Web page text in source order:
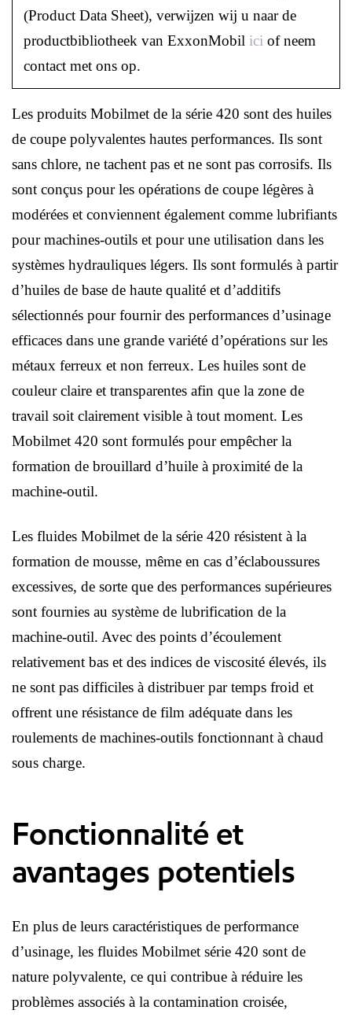
(Product Data Sheet), verwijzen wij u naar de
productbibliotheek van ExxonMobil ici of neem
contact met ons op.
Les produits Mobilmet de la série 420 sont des huiles
de coupe polyvalentes hautes performances. Ils sont
sans chlore, ne tachent pas et ne sont pas corrosifs. Ils
sont conçus pour les opérations de coupe légères à
modérées et conviennent également comme lubrifiants
pour machines-outils et pour une utilisation dans les
systèmes hydrauliques légers. Ils sont formulés à partir
d’huiles de base de haute qualité et d’additifs
sélectionnés pour fournir des performances d’usinage
efficaces dans une grande variété d’opérations sur les
métaux ferreux et non ferreux. Les huiles sont de
couleur claire et transparentes afin que la zone de
travail soit clairement visible à tout moment. Les
Mobilmet 420 sont formulés pour empêcher la
formation de brouillard d’huile à proximité de la
machine-outil.
Les fluides Mobilmet de la série 420 résistent à la
formation de mousse, même en cas d’éclaboussures
excessives, de sorte que des performances supérieures
sont fournies au système de lubrification de la
machine-outil. Avec des points d’écoulement
relativement bas et des indices de viscosité élevés, ils
ne sont pas difficiles à distribuer par temps froid et
offrent une résistance de film adéquate dans les
roulements de machines-outils fonctionnant à chaud
sous charge.
Fonctionnalité et
avantages potentiels
En plus de leurs caractéristiques de performance
d’usinage, les fluides Mobilmet série 420 sont de
nature polyvalente, ce qui contribue à réduire les
problèmes associés à la contamination croisée,